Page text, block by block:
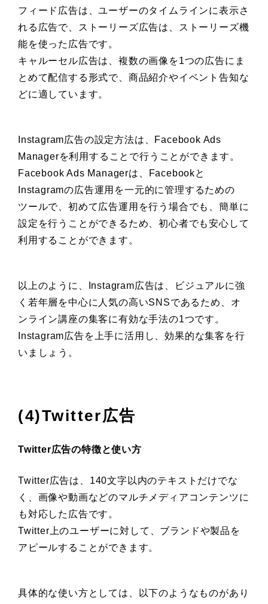
フィード広告は、ユーザーのタイムラインに表示さ
れる広告で、ストーリーズ広告は、ストーリーズ機
能を使った広告です。
キャルーセル広告は、複数の画像を1つの広告にま
とめて配信する形式で、商品紹介やイベント告知な
どに適しています。
Instagram広告の設定方法は、Facebook Ads
Managerを利用することで行うことができます。
Facebook Ads Managerは、Facebookと
Instagramの広告運用を一元的に管理するための
ツールで、初めて広告運用を行う場合でも、簡単に
設定を行うことができるため、初心者でも安心して
利用することができます。
以上のように、Instagram広告は、ビジュアルに強
く若年層を中心に人気の高いSNSであるため、オ
ンライン講座の集客に有効な手法の1つです。
Instagram広告を上手に活用し、効果的な集客を行
いましょう。
(4)Twitter広告
Twitter広告の特徴と使い方
Twitter広告は、140文字以内のテキストだけでな
く、画像や動画などのマルチメディアコンテンツに
も対応した広告です。
Twitter上のユーザーに対して、ブランドや製品を
アピールすることができます。
具体的な使い方としては、以下のようなものがあり